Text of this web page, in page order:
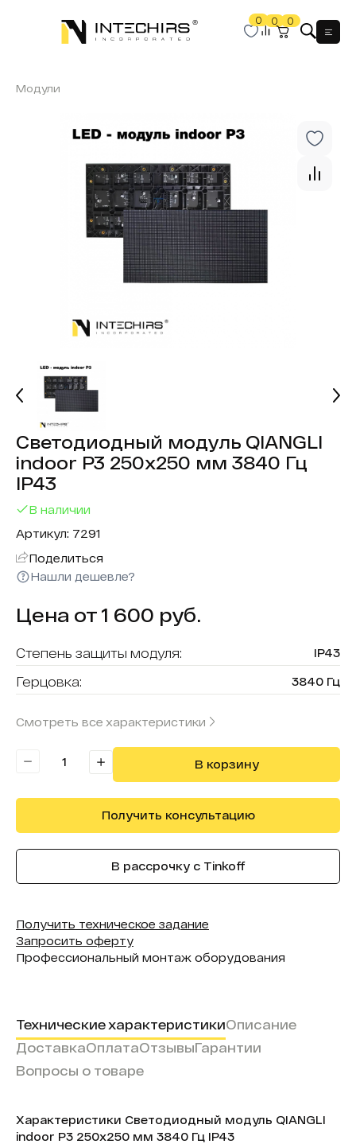
0 0 0
Модули
Светодиодный модуль QIANGLI
indoor P3 250х250 мм 3840 Гц
IP43
В наличии
Артикул: 7291
Поделиться
Нашли дешевле?
Цена от 1 600 руб.
Степень защиты модуля: IP43
Герцовка: 3840 Гц
Смотреть все характеристики
В корзину
Получить консультацию
В рассрочку с Tinkoff
Получить техническое задание
Запросить оферту
Профессиональный монтаж оборудования
Технические характеристикиОписание
ДоставкаОплатаОтзывыГарантии
Вопросы о товаре
Характеристики Светодиодный модуль QIANGLI
indoor P3 250х250 мм 3840 Гц IP43